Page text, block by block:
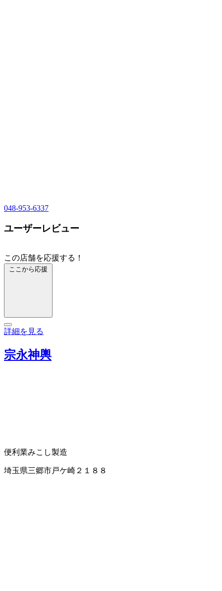
048-953-6337
ユーザーレビュー
この店舗を応援する！
ここから応援
詳細を見る
宗永神輿
便利業みこし製造
埼玉県三郷市戸ケ崎２１８８